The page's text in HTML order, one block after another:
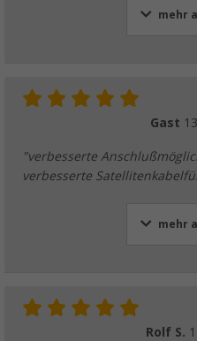
mehr
Gast
"verbesserte
verbesserte
mehr
Rolf S.